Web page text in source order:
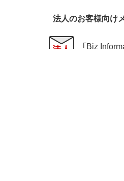
法人のお客様向け
「Biz